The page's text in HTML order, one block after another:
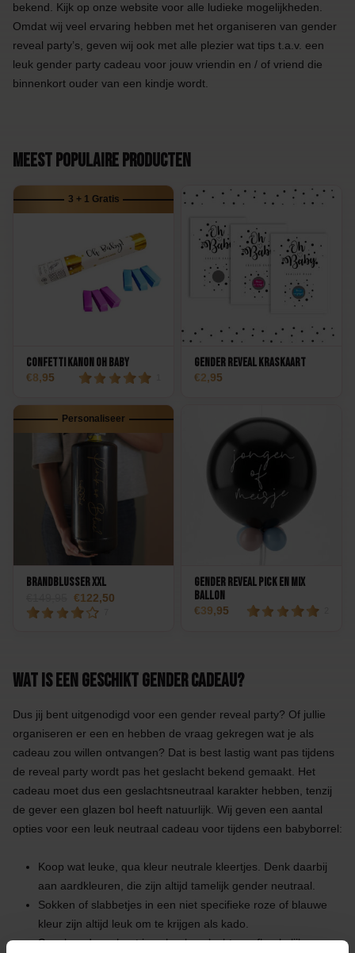
bekend. Kijk op onze website voor alle ludieke mogelijkheden.
Omdat wij veel ervaring hebben met het organiseren van gender
reveal party’s, geven wij ook met alle plezier wat tips t.a.v. een
leuk gender party cadeau voor jouw vriendin en / of vriend die
binnenkort ouder van een kindje wordt.
Meest populaire producten
3 + 1 Gratis
Confetti Kanon Oh Baby
8,95
Gender Reveal Kraskaart
2,95
Personaliseer
Brandblusser XXL
122,50
Gender Reveal Pick en Mix
Ballon
39,95
Wat is een geschikt gender cadeau?
Dus jij bent uitgenodigd voor een gender reveal party? Of jullie
organiseren er een en hebben de vraag gekregen wat je als
cadeau zou willen ontvangen? Dat is best lastig want pas tijdens
de reveal party wordt pas het geslacht bekend gemaakt. Het
cadeau moet dus een geslachtsneutraal karakter hebben, tenzij
de gever een glazen bol heeft natuurlijk. Wij geven een aantal
opties voor een leuk neutraal cadeau voor tijdens een babyborrel:
Koop wat leuke, qua kleur neutrale kleertjes. Denk daarbij
aan aardkleuren, die zijn altijd tamelijk gender neutraal.
Sokken of slabbetjes in een niet specifieke roze of blauwe
kleur zijn altijd leuk om te krijgen als kado.
Speelgoed van hout is geheel geslachtsonafhankelijk.